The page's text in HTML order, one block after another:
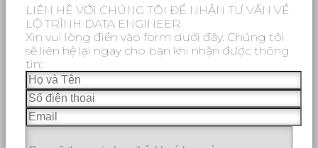
LIÊN HỆ VỚI CHÚNG TÔI ĐỂ NHẬN TƯ VẤN VỀ
LỘ TRÌNH DATA ENGINEER
Xin vui lòng điền vào form dưới đây. Chúng tôi
sẽ liên hệ lại ngay cho bạn khi nhận được thông
tin: